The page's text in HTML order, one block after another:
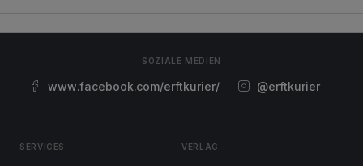
SOZIALE MEDIEN
www.facebook.com/erftkurier/ @erftkurier
SERVICES VERLAG